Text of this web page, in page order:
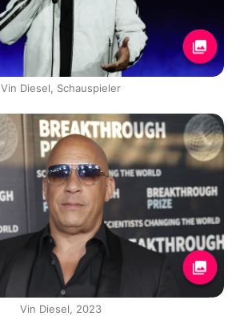
Vin Diesel, Schauspieler
Vin Diesel, 2023